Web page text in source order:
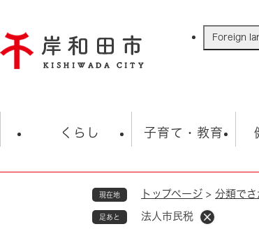
ジ
の
Foreign
くらし
住民票
子育て・教育
学校 観光
現在地 トップページ > 分類でさ
足あと 法人市民税